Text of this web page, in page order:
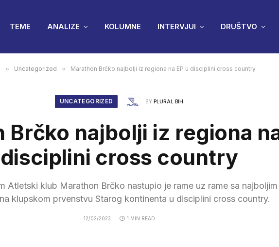
TEME ANALIZE KOLUMNE INTERVJUI DRUŠTVO
» Uncategorized » Marathon Brčko najbolji iz regiona na EP u disciplini cross country
UNCATEGORIZED BY PLURAL BIH
Brčko najbolji iz regiona
disciplini cross country
Atletski klub Marathon Brčko nastupio je rame uz rame sa
klupskom prvenstvu Starog kontinenta u disciplini cross country.
12/02/2023 1 MIN READ